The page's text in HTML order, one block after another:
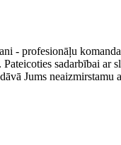
- profesionāļu
sadarbībai ar
Jums neaizmirstamu